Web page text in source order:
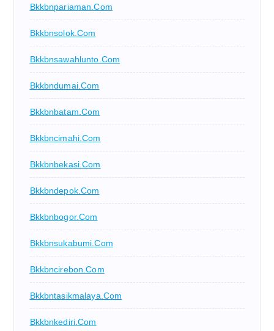
Bkkbnpariaman.com
Bkkbnsolok.com
Bkkbnsawahlunto.com
Bkkbndumai.com
Bkkbnbatam.com
Bkkbncimahi.com
Bkkbnbekasi.com
Bkkbndepok.com
Bkkbnbogor.com
Bkkbnsukabumi.com
Bkkbncirebon.com
Bkkbntasikmalaya.com
Bkkbnkediri.com